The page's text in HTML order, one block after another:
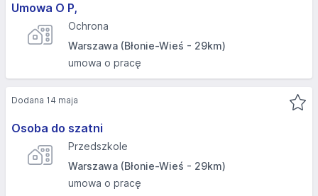
Umowa O P,
Ochrona
Warszawa (Błonie-Wieś - 29km)
umowa o pracę
Osoba do szatni
Przedszkole
Warszawa (Błonie-Wieś - 29km)
umowa o pracę
Dodana 14 maja